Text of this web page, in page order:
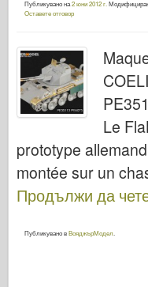
Публикувано на2 юни 2012 г.
Оставете отговор
Le
prototype
montée sur un
Продължи да
Публикувано вВояджърМодел